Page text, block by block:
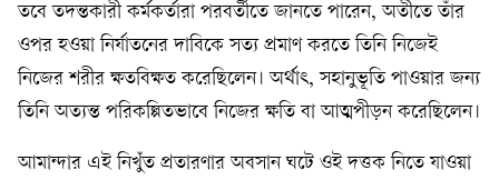
তবে তদন্তকারী কর্মকর্তারা পরবর্তীতে জানতে পারেন, অতীতে তাঁর
ওপর হওয়া নির্যাতনের দাবিকে সত্য প্রমাণ করতে তিনি নিজেই
নিজের শরীর ক্ষতবিক্ষত করেছিলেন। অর্থাৎ, সহানুভূতি পাওয়ার জন্য
তিনি অত্যন্ত পরিকল্পিতভাবে নিজের ক্ষতি বা আত্মপীড়ন করেছিলেন।
আমান্দার এই নিখুঁত প্রতারণার অবসান ঘটে ওই দত্তক নিতে যাওয়া